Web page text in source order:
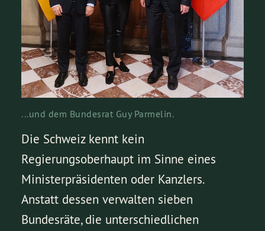
...und dem Bundesrat Guy Parmelin.
Die Schweiz kennt kein
Regierungsoberhaupt im Sinne eines
Ministerpräsidenten oder Kanzlers.
Anstatt dessen verwalten sieben
Bundesräte, die unterschiedlichen